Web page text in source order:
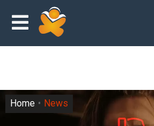
Home News